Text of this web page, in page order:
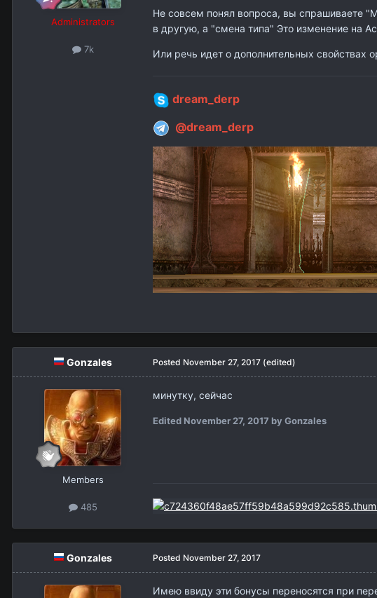
Administrators
7k
Не совсем понял вопроса, вы спрашиваете
в другую, а "смена типа" Это изменение на
Или речь идет о дополнительных
dream_derp
@dream_derp
Gonzales
Members
485
Posted November 27, 2017 (edited)
минутку, сейчас
Edited November 27, 2017 by Gonzales
Gonzales Posted November 27, 2017
Имею ввиду эти бонусы переносятся при